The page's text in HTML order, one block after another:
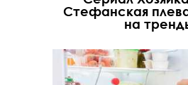
Стефанская
на